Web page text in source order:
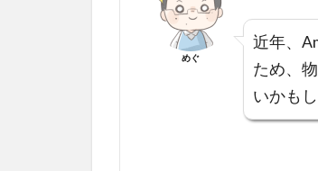
めぐ
近年、
ため、
いかも